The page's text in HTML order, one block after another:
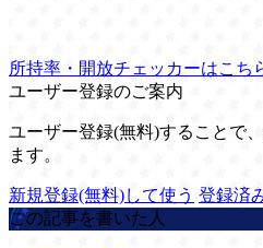
所持率・開放チェッカーはこち
ユーザー登録のご案内
ユーザー登録(無料)することで
ます。
新規登録(無料)して使う 登録済
この記事を書いた人